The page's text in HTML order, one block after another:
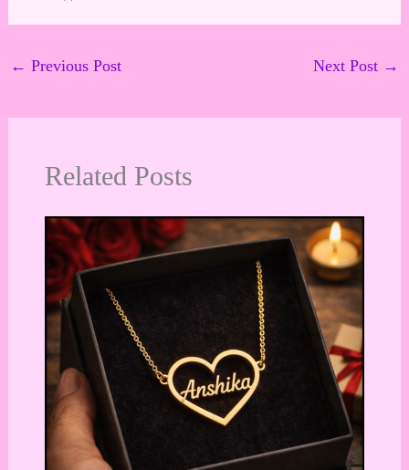
← Previous Post Next Post →
Related Posts